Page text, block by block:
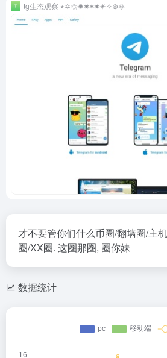
tg生态观察 ٭✡️⚝✹✸✶✷✴️✧⊛🔯
才不要管你们什么币圈/翻墙圈/主
圈/XX圈. 这圈那圈, 圈你妹
数据统计